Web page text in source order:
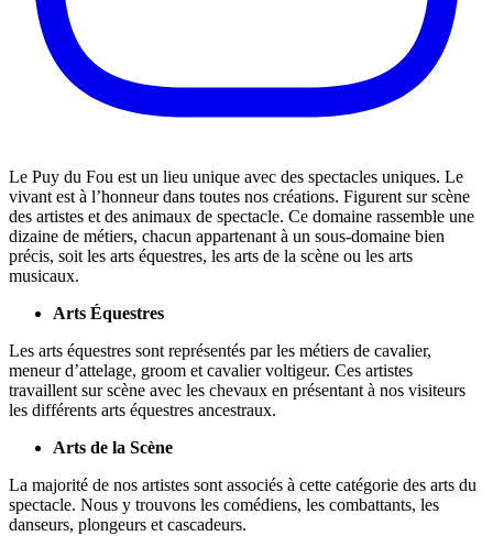
Le Puy du Fou est un lieu unique avec des spectacles uniques. Le
vivant est à l’honneur dans toutes nos créations. Figurent sur scène
des artistes et des animaux de spectacle. Ce domaine rassemble une
dizaine de métiers, chacun appartenant à un sous-domaine bien
précis, soit les arts équestres, les arts de la scène ou les arts
musicaux.
Arts Équestres
Les arts équestres sont représentés par les métiers de cavalier,
meneur d’attelage, groom et cavalier voltigeur. Ces artistes
travaillent sur scène avec les chevaux en présentant à nos visiteurs
les différents arts équestres ancestraux.
Arts de la Scène
La majorité de nos artistes sont associés à cette catégorie des arts du
spectacle. Nous y trouvons les comédiens, les combattants, les
danseurs, plongeurs et cascadeurs.